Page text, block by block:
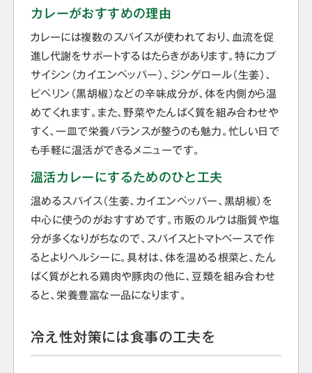
カレーがおすすめの理由
カレーには複数のスパイスが使われており、血流を促
進し代謝をサポートするはたらきがあります。特にカプ
サイシン（カイエンペッパー）、ジンゲロール（生姜）、
ピペリン（黒胡椒）などの辛味成分が、体を内側から温
めてくれます。また、野菜やたんぱく質を組み合わせや
すく、一皿で栄養バランスが整うのも魅力。忙しい日で
も手軽に温活ができるメニューです。
温活カレーにするためのひと工夫
温めるスパイス（生姜、カイエンペッパー、黒胡椒）を
中心に使うのがおすすめです。市販のルウは脂質や塩
分が多くなりがちなので、スパイスとトマトベースで作
るとよりヘルシーに。具材は、体を温める根菜と、たん
ぱく質がとれる鶏肉や豚肉の他に、豆類を組み合わせ
ると、栄養豊富な一品になります。
冷え性対策には食事の工夫を